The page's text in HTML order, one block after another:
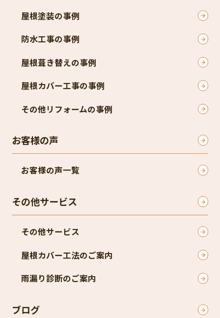
屋根塗装の事例
防水工事の事例
屋根葺き替えの事例
屋根カバー工事の事例
その他リフォームの事例
お客様の声
お客様の声一覧
その他サービス
その他サービス
屋根カバー工法のご案内
雨漏り診断のご案内
ブログ